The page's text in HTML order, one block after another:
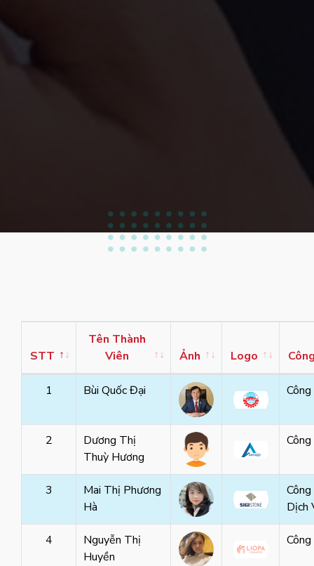
STT
Tên Thành
Viên
Ảnh Logo
1 Bùi Quốc Đại
2
Dương Thị
Thuỳ Hương
3
Mai Thị Phương
Hà
Dịch
4
Nguyễn Thị
Huyền